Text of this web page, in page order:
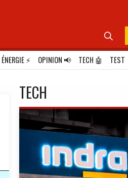

ÉNERGIE⚡ OPINION📢 TECH 🤖 TEST
TECH